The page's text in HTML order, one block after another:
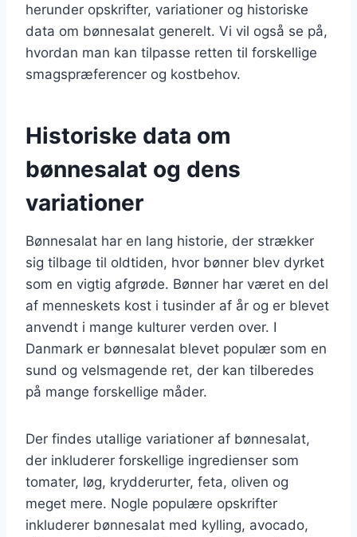
herunder opskrifter, variationer og historiske
data om bønnesalat generelt. Vi vil også se på,
hvordan man kan tilpasse retten til forskellige
smagspræferencer og kostbehov.
Historiske data om
bønnesalat og dens
variationer
Bønnesalat har en lang historie, der strækker
sig tilbage til oldtiden, hvor bønner blev dyrket
som en vigtig afgrøde. Bønner har været en del
af menneskets kost i tusinder af år og er blevet
anvendt i mange kulturer verden over. I
Danmark er bønnesalat blevet populær som en
sund og velsmagende ret, der kan tilberedes
på mange forskellige måder.
Der findes utallige variationer af bønnesalat,
der inkluderer forskellige ingredienser som
tomater, løg, krydderurter, feta, oliven og
meget mere. Nogle populære opskrifter
inkluderer bønnesalat med kylling, avocado,